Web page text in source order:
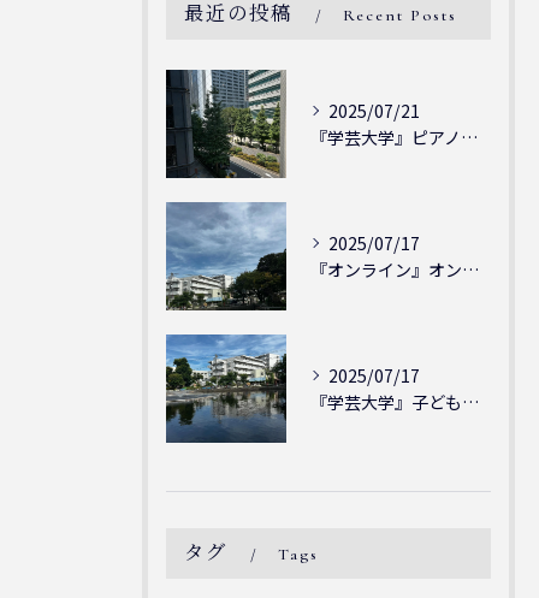
最近の投稿 Recent Posts
2025/07/21
『学芸大学』ピアノを弾ける喜び - シェリー・アーツ音楽教室...
2025/07/17
『オンライン』オンラインの会員様大募集中！シェリー・アーツ音...
2025/07/17
『学芸大学』子どもには子どもの表現が大切！シェリー・アーツ音...
タグ Tags